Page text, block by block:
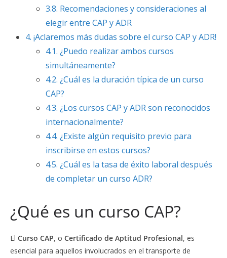
3.8. Recomendaciones y consideraciones al
elegir entre CAP y ADR
4. ¡Aclaremos más dudas sobre el curso CAP y ADR!
4.1. ¿Puedo realizar ambos cursos
simultáneamente?
4.2. ¿Cuál es la duración típica de un curso
CAP?
4.3. ¿Los cursos CAP y ADR son reconocidos
internacionalmente?
4.4. ¿Existe algún requisito previo para
inscribirse en estos cursos?
4.5. ¿Cuál es la tasa de éxito laboral después
de completar un curso ADR?
¿Qué es un curso CAP?
El Curso CAP, o Certificado de Aptitud Profesional, es
esencial para aquellos involucrados en el transporte de